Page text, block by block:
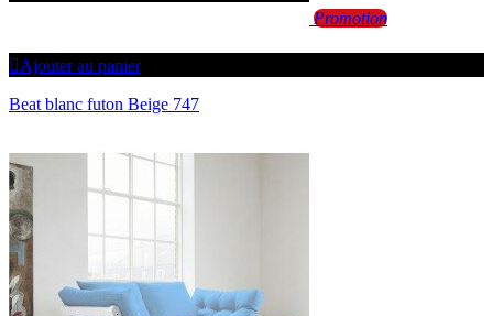
Promotion
Ajouter au panier
Beat blanc futon Beige 747